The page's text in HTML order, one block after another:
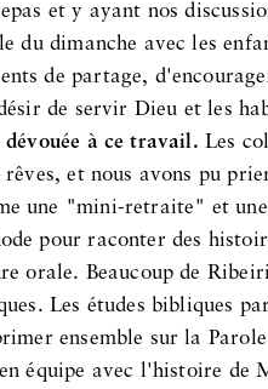
et y ayant nos
du dimanche avec les
de partage,
de servir Dieu et les
dévouée à ce travail. Les
rêves, et nous avons pu
une "mini-retraite" et
pour raconter des
orale. Beaucoup de
Les études bibliques
ensemble sur la
équipe avec l'histoire de